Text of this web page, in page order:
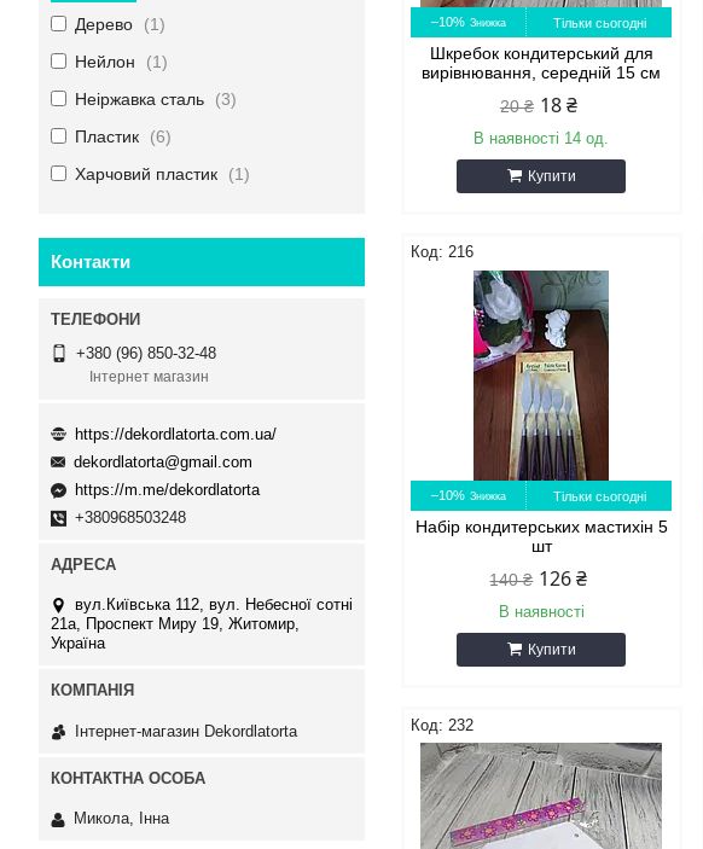
–10% Тільки сьогодні
Шкребок кондитерський для
вирівнювання, середній 15 см
20 ₴ 18 ₴
В наявності 14 од.
Купити
216
–10% Тільки сьогодні
Набір кондитерських мастихін 5
шт
140 ₴ 126 ₴
В наявності
Купити
232
Дерево
1
Нейлон
1
Неіржавка сталь
3
Пластик
6
Харчовий пластик
1
Контакти
+380 (96) 850-32-48
Інтернет магазин
https://dekordlatorta.com.ua/
dekordlatorta@gmail.com
https://m.me/dekordlatorta
+380968503248
вул.Київська 112, вул. Небесної сотні
21а, Проспект Миру 19, Житомир,
Україна
Інтернет-магазин Dekordlatorta
Микола, Інна